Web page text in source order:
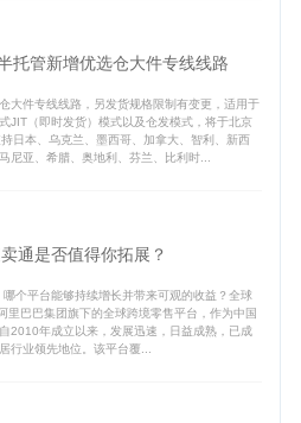
托管新增优选仓大件专线线路
大件专线线路，另发货规格限制有变更，适用于
JIT（即时发货）模式以及仓发模式，将于北京
日本、乌克兰、墨西哥、加拿大、智利、新西
尼亚、希腊、奥地利、芬兰、比利时...
通是否值得你拓展？
个平台能够持续增长并带来可观的收益？全球
里巴巴集团旗下的全球跨境零售平台，作为中国
2010年成立以来，发展迅速，日益成熟，已成
行业领先地位。该平台覆...